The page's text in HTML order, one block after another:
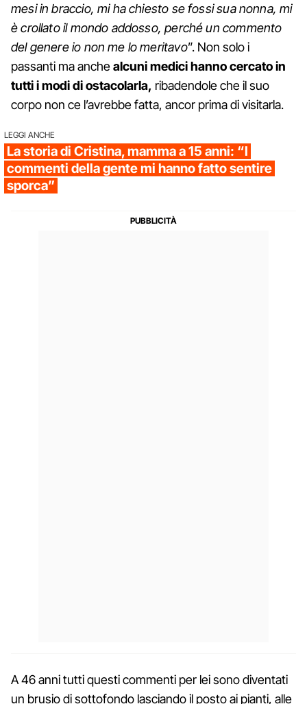
mesi in braccio, mi ha chiesto se fossi sua nonna, mi
è crollato il mondo addosso, perché un commento
del genere io non me lo meritavo”. Non solo i
passanti ma anchealcuni medici hanno cercato in
tutti i modi di ostacolarla, ribadendole che il suo
corpo non ce l’avrebbe fatta, ancor prima di visitarla.
LEGGI ANCHE
La storia di Cristina, mamma a 15 anni: “I
commenti della gente mi hanno fatto sentire
sporca”
A 46 anni tutti questi commenti per lei sono diventati
un brusio di sottofondo lasciando il posto ai pianti, alle